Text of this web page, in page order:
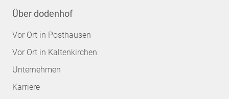
Über dodenhof
Vor Ort in Posthausen
Vor Ort in Kaltenkirchen
Unternehmen
Karriere